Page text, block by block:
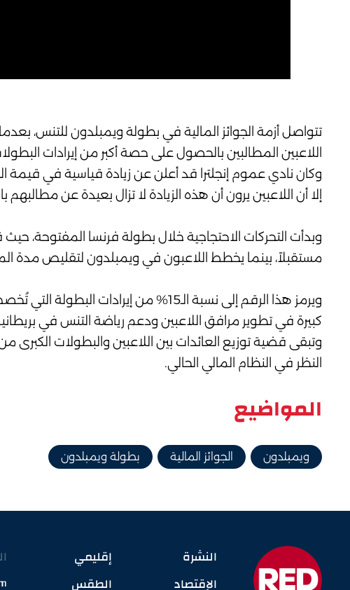
تتواصل أزمة الجوائز المالية في بطولة ويمبلدون للتنس،
اللاعبين المطالبين بالحصول على حصة أكبر من إيرادات
إلا أن اللاعبين يرون أن هذه الزيادة لا تزال بعيدة عن
وبدأت التحركات الاحتجاجية خلال بطولة فرنسا
مستقبلاً، بينما يخطط اللاعبون في ويمبلدون لتقليص مدة المقابلات الإعلامية إلى 15 دقيقة
ويرمز هذا الرقم إلى نسبة الـ15% من
كبيرة في تطوير مرافق اللاعبين ودعم رياضة التنس في
وتبقى قضية توزيع العائدات بين اللاعبين والبطولات
النظر في النظام المالي الحالي.
المواضيع
ويمبلدون الجوائز المالية بطولة ويمبلدون
النشرة
الإقتصاد
إقليمي
الطقس